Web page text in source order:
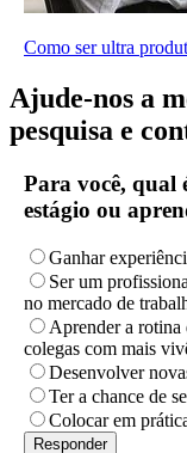
Como ser ultra
Ajude-nos a
pesquisa e
Para você, qual
estágio ou
Ganhar
Ser um
no mercado de
Aprender a rotina
colegas com mais
Desenvolver
Ter a chance de
Colocar em